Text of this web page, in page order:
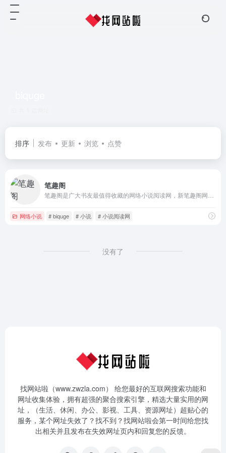
排序 发布 更新 浏览 点赞
笔趣阁
网络小说 # biquge # 小说 # 小说阅读网
没有了
找网站啦（www.zwzla.com） 给您最好的互联网搜索功能和
网址收集体验，拥有超强的聚合搜索引擎，精选大量实用的网
址，（生活、休闲、办公、影视、工具、资源网址）超贴心的
服务，某个网址失效了？找不到？找网站啦会第一时间给您找
出相关并且发布在失效网址页内和回复您的反馈。